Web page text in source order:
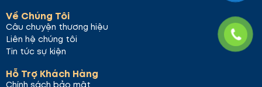
Về Chúng Tôi
Câu chuyện thương hiệu
Liên hệ chúng tôi
Tin tức sự kiện
Hỗ Trợ Khách Hàng
Chính sách bảo mật